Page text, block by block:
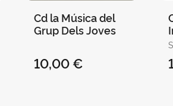
Cd la Música del
Grup Dels Joves
10,00 €